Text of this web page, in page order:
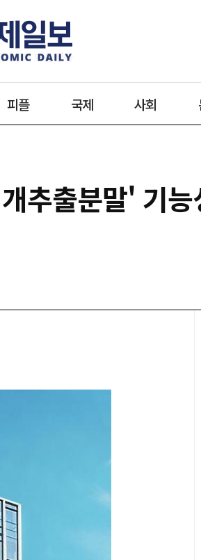
피플 국제 사회
추출분말' 기능